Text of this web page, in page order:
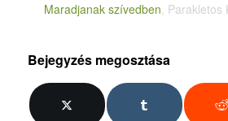
Maradjanak szívedben, Parakletos
Bejegyzés megosztása